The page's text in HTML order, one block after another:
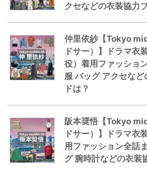
クセなどの衣装協力
仲里依紗【Tokyo
ドサー）】ドラマ衣
役）着用ファッショ
服 バッグ アクセな
ドは？
阪本奨悟【Tokyo
ドサー）】ドラマ衣
用ファッション全話
グ 腕時計などの衣装